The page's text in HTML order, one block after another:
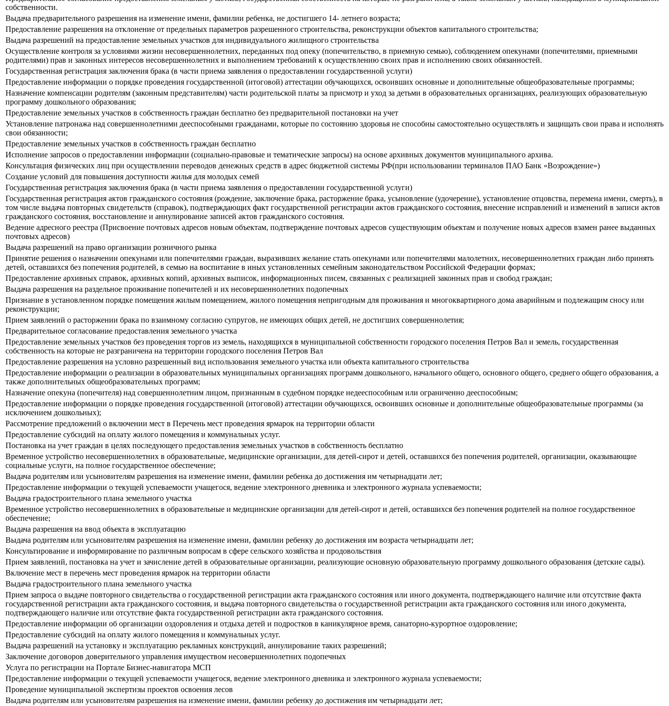
собственности.
Выдача предварительного разрешения на изменение имени, фамилии ребенка, не достигшего 14- летнего возраста;
Предоставление разрешения на отклонение от предельных параметров разрешенного строительства, реконструкции объектов капитального строительства;
Выдача разрешений на предоставление земельных участков для индивидуального жилищного строительства
Осуществление контроля за условиями жизни несовершеннолетних, переданных под опеку (попечительство, в приемную семью), соблюдением опекунами (попечителями, приемными
родителями) прав и законных интересов несовершеннолетних и выполнением требований к осуществлению своих прав и исполнению своих обязанностей.
Государственная регистрация заключения брака (в части приема заявления о предоставлении государственной услуги)
Предоставление информации о порядке проведения государственной (итоговой) аттестации обучающихся, освоивших основные и дополнительные общеобразовательные программы;
Назначение компенсации родителям (законным представителям) части родительской платы за присмотр и уход за детьми в образовательных организациях, реализующих образовательную
программу дошкольного образования;
Предоставление земельных участков в собственность граждан бесплатно без предварительной постановки на учет
Установление патронажа над совершеннолетними дееспособными гражданами, которые по состоянию здоровья не способны самостоятельно осуществлять и защищать свои права и исполнять
свои обязанности;
Предоставление земельных участков в собственность граждан бесплатно
Исполнение запросов о предоставлении информации (социально-правовые и тематические запросы) на основе архивных документов муниципального архива.
Консультация физических лиц при осуществлении переводов денежных средств в адрес бюджетной системы РФ(при использовании терминалов ПАО Банк «Возрождение»)
Создание условий для повышения доступности жилья для молодых семей
Государственная регистрация заключения брака (в части приема заявления о предоставлении государственной услуги)
Государственная регистрация актов гражданского состояния (рождение, заключение брака, расторжение брака, усыновление (удочерение), установление отцовства, перемена имени, смерть), в
том числе выдача повторных свидетельств (справок), подтверждающих факт государственной регистрации актов гражданского состояния, внесение исправлений и изменений в записи актов
гражданского состояния, восстановление и аннулирование записей актов гражданского состояния.
Ведение адресного реестра (Присвоение почтовых адресов новым объектам, подтверждение почтовых адресов существующим объектам и получение новых адресов взамен ранее выданных
почтовых адресов)
Выдача разрешений на право организации розничного рынка
Принятие решения о назначении опекунами или попечителями граждан, выразивших желание стать опекунами или попечителями малолетних, несовершеннолетних граждан либо принять
детей, оставшихся без попечения родителей, в семью на воспитание в иных установленных семейным законодательством Российской Федерации формах;
Предоставление архивных справок, архивных копий, архивных выписок, информационных писем, связанных с реализацией законных прав и свобод граждан;
Выдача разрешения на раздельное проживание попечителей и их несовершеннолетних подопечных
Признание в установленном порядке помещения жилым помещением, жилого помещения непригодным для проживания и многоквартирного дома аварийным и подлежащим сносу или
реконструкции;
Прием заявлений о расторжении брака по взаимному согласию супругов, не имеющих общих детей, не достигших совершеннолетия;
Предварительное согласование предоставления земельного участка
Предоставление земельных участков без проведения торгов из земель, находящихся в муниципальной собственности городского поселения Петров Вал и земель, государственная
собственность на которые не разграничена на территории городского поселения Петров Вал
Предоставление разрешения на условно разрешенный вид использования земельного участка или объекта капитального строительства
Предоставление информации о реализации в образовательных муниципальных организациях программ дошкольного, начального общего, основного общего, среднего общего образования, а
также дополнительных общеобразовательных программ;
Назначение опекуна (попечителя) над совершеннолетним лицом, признанным в судебном порядке недееспособным или ограниченно дееспособным;
Предоставление информации о порядке проведения государственной (итоговой) аттестации обучающихся, освоивших основные и дополнительные общеобразовательные программы (за
исключением дошкольных);
Рассмотрение предложений о включении мест в Перечень мест проведения ярмарок на территории области
Предоставление субсидий на оплату жилого помещения и коммунальных услуг.
Постановка на учет граждан в целях последующего предоставления земельных участков в собственность бесплатно
Временное устройство несовершеннолетних в образовательные, медицинские организации, для детей-сирот и детей, оставшихся без попечения родителей, организации, оказывающие
социальные услуги, на полное государственное обеспечение;
Выдача родителям или усыновителям разрешения на изменение имени, фамилии ребенка до достижения им четырнадцати лет;
Предоставление информации о текущей успеваемости учащегося, ведение электронного дневника и электронного журнала успеваемости;
Выдача градостроительного плана земельного участка
Временное устройство несовершеннолетних в образовательные и медицинские организации для детей-сирот и детей, оставшихся без попечения родителей на полное государственное
обеспечение;
Выдача разрешения на ввод объекта в эксплуатацию
Выдача родителям или усыновителям разрешения на изменение имени, фамилии ребенку до достижения им возраста четырнадцати лет;
Консультирование и информирование по различным вопросам в сфере сельского хозяйства и продовольствия
Прием заявлений, постановка на учет и зачисление детей в образовательные организации, реализующие основную образовательную программу дошкольного образования (детские сады).
Включение мест в перечень мест проведения ярмарок на территории области
Выдача градостроительного плана земельного участка
Прием запроса о выдаче повторного свидетельства о государственной регистрации акта гражданского состояния или иного документа, подтверждающего наличие или отсутствие факта
государственной регистрации акта гражданского состояния, и выдача повторного свидетельства о государственной регистрации акта гражданского состояния или иного документа,
подтверждающего наличие или отсутствие факта государственной регистрации акта гражданского состояния.
Предоставление информации об организации оздоровления и отдыха детей и подростков в каникулярное время, санаторно-курортное оздоровление;
Предоставление субсидий на оплату жилого помещения и коммунальных услуг.
Выдача разрешений на установку и эксплуатацию рекламных конструкций, аннулирование таких разрешений;
Заключение договоров доверительного управления имуществом несовершеннолетних подопечных
Услуга по регистрации на Портале Бизнес-навигатора МСП
Предоставление информации о текущей успеваемости учащегося, ведение электронного дневника и электронного журнала успеваемости;
Проведение муниципальной экспертизы проектов освоения лесов
Выдача родителям или усыновителям разрешения на изменение имени, фамилии ребенку до достижения им четырнадцати лет;